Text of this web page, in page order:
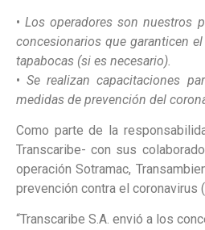
•Los operadores son nuestros
concesionarios que garanticen
tapabocas (si es necesario).
•Se realizan capacitaciones
medidas de prevención del
Como parte de la
Transcaribe- con sus
operación Sotramac,
prevención contra el coronavirus
“Transcaribe S.A. envió a los